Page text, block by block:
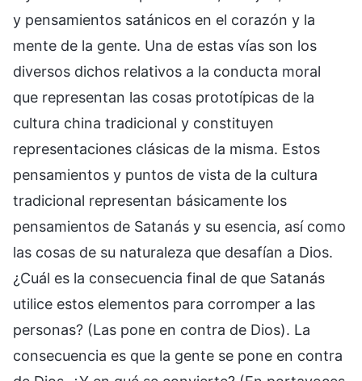
y pensamientos satánicos en el corazón y la
mente de la gente. Una de estas vías son los
diversos dichos relativos a la conducta moral
que representan las cosas prototípicas de la
cultura china tradicional y constituyen
representaciones clásicas de la misma. Estos
pensamientos y puntos de vista de la cultura
tradicional representan básicamente los
pensamientos de Satanás y su esencia, así como
las cosas de su naturaleza que desafían a Dios.
¿Cuál es la consecuencia final de que Satanás
utilice estos elementos para corromper a las
personas? (Las pone en contra de Dios). La
consecuencia es que la gente se pone en contra